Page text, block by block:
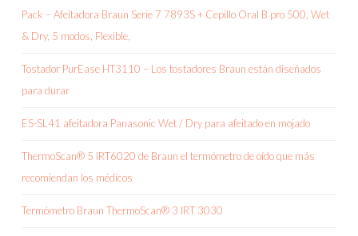
Pack – Afeitadora Braun Serie 7 7893S + Cepillo Oral B pro 500, Wet
& Dry, 5 modos, Flexible,
Tostador PurEase HT3110 – Los tostadores Braun están diseñados
para durar
ES-SL41 afeitadora Panasonic Wet / Dry para afeitado en mojado
ThermoScan® 5 IRT6020 de Braun el termómetro de oído que más
recomiendan los médicos
Termómetro Braun ThermoScan® 3 IRT 3030